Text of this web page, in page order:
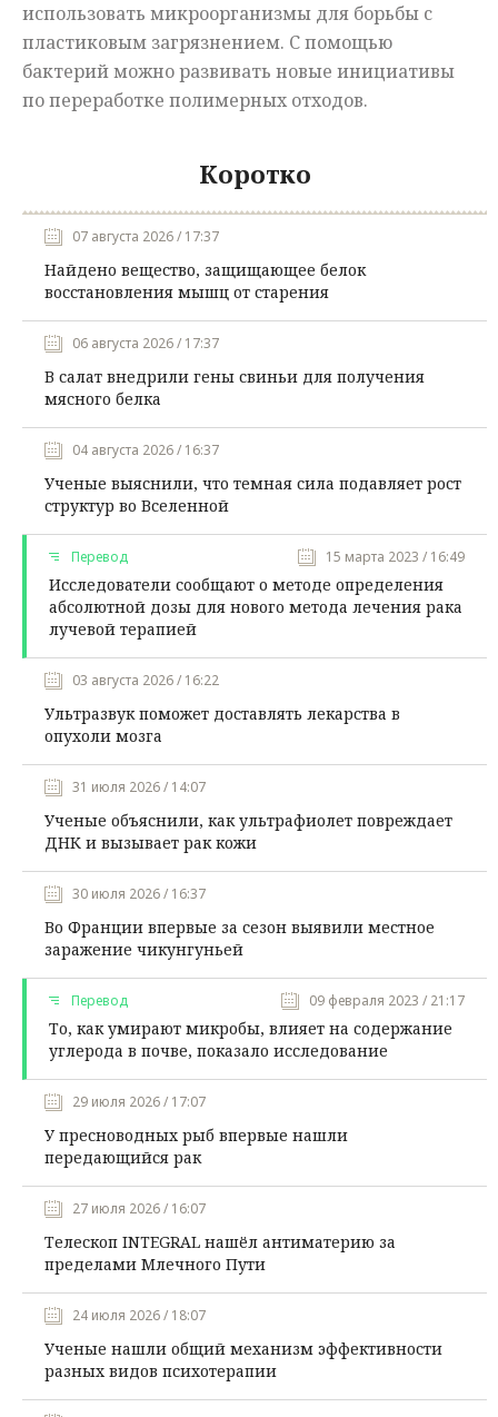
использовать микроорганизмы для борьбы с
пластиковым загрязнением. С помощью
бактерий можно развивать новые инициативы
по переработке полимерных отходов.
Коротко
07 августа 2026 / 17:37
Найдено вещество, защищающее белок
восстановления мышц от старения
06 августа 2026 / 17:37
В салат внедрили гены свиньи для получения
мясного белка
04 августа 2026 / 16:37
Ученые выяснили, что темная сила подавляет рост
структур во Вселенной
Перевод 15 марта 2023 / 16:49
Исследователи сообщают о методе определения
абсолютной дозы для нового метода лечения рака
лучевой терапией
03 августа 2026 / 16:22
Ультразвук поможет доставлять лекарства в
опухоли мозга
31 июля 2026 / 14:07
Ученые объяснили, как ультрафиолет повреждает
ДНК и вызывает рак кожи
30 июля 2026 / 16:37
Во Франции впервые за сезон выявили местное
заражение чикунгуньей
Перевод 09 февраля 2023 / 21:17
То, как умирают микробы, влияет на содержание
углерода в почве, показало исследование
29 июля 2026 / 17:07
У пресноводных рыб впервые нашли
передающийся рак
27 июля 2026 / 16:07
Телескоп INTEGRAL нашёл антиматерию за
пределами Млечного Пути
24 июля 2026 / 18:07
Ученые нашли общий механизм эффективности
разных видов психотерапии